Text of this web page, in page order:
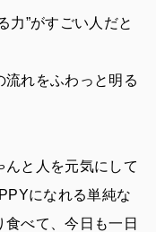
力”がすごい人だと
れをふわっと明る
んと人を元気にして
になれる単純な
べて、今日も一日